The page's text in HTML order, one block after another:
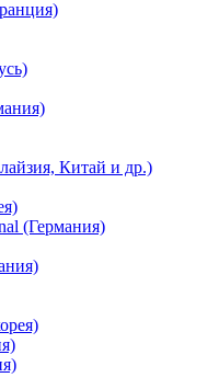
Китай и др.)
(Германия)